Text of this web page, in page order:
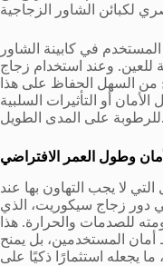
المستخدم في كابينة الشاور
وعند استخدام زجاج
من السهل الحفاظ على هذا
أو التأثيرات السلبية
للرطوبة على المدى الطويل.
وطول العمر الافتراضي
لا يجب التهاون بها عند
دور زجاج سيكوريت، الذي
للصدمات والحرارة. هذا
المستخدمين، بل يمنح
ما يجعله استثمارًا ذكيًا على